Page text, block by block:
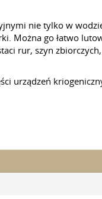
nie tylko w
Można go łatwo
rur, szyn
urządzeń